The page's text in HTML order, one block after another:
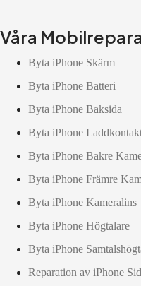
Våra
Byta iPhone Skärm
Byta iPhone Batteri
Byta iPhone Baksida
Byta iPhone
Byta iPhone Bakre
Byta iPhone Främre
Byta iPhone Kameralins
Byta iPhone Högtalare
Byta iPhone
Reparation av iPhone